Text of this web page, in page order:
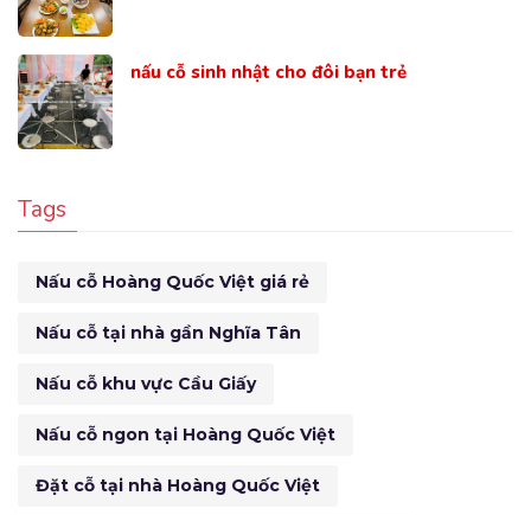
nấu cỗ sinh nhật cho đôi bạn trẻ
Tags
Nấu cỗ Hoàng Quốc Việt giá rẻ
Nấu cỗ tại nhà gần Nghĩa Tân
Nấu cỗ khu vực Cầu Giấy
Nấu cỗ ngon tại Hoàng Quốc Việt
Đặt cỗ tại nhà Hoàng Quốc Việt